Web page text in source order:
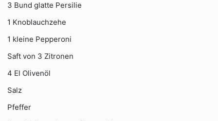
3 Bund glatte Persilie
1 Knoblauchzehe
1 kleine Pepperoni
Saft von 3 Zitronen
4 El Olivenöl
Salz
Pfeffer